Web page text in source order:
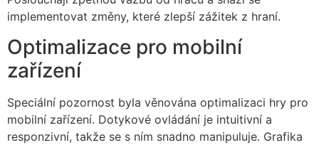
implementovat změny, které zlepší zážitek z hraní.
Optimalizace pro mobilní
zařízení
Speciální pozornost byla věnována optimalizaci hry pro
mobilní zařízení. Dotykové ovládání je intuitivní a
responzivní, takže se s ním snadno manipuluje. Grafika